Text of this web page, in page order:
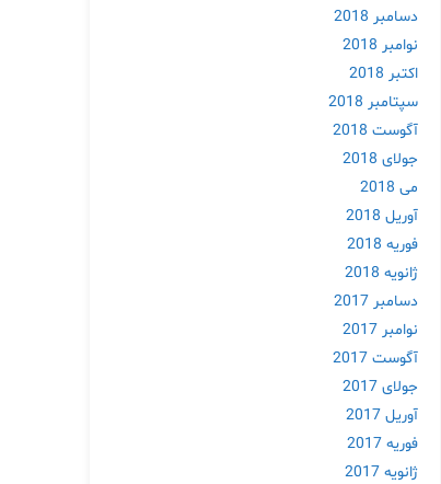
دسامبر 2018
نوامبر 2018
اکتبر 2018
سپتامبر 2018
آگوست 2018
جولای 2018
می 2018
آوریل 2018
فوریه 2018
ژانویه 2018
دسامبر 2017
نوامبر 2017
آگوست 2017
جولای 2017
آوریل 2017
فوریه 2017
ژانویه 2017